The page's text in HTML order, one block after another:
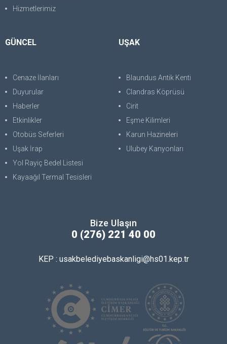
Hizmetlerimiz
GÜNCEL
Cenaze İlanları
Duyurular
Haberler
Etkinlikler
Otobüs Seferleri
Uşak İrap
Yol Rayiç Bedel Listesi
Kayaağıl Termal Tesisleri
UŞAK
Blaundus Antik Kenti
Clandras Köprüsü
Cirit
Eşme Kilimleri
Karun Hazineleri
Ulubey Kanyonları
Bize Ulaşın
0 (276) 221 40 00
KEP : usakbelediyebaskanligi@hs01.kep.tr